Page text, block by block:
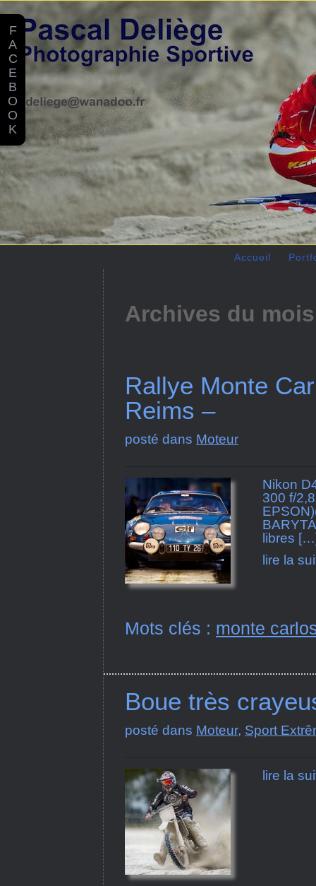
Accueil
Archives du
Rallye Monte
Reims –
posté dans Moteur
Nikon
300 f/
libres
lire la
Mots clés : monte
Boue très
posté dans Moteur, Sport
lire la
F
A
C
E
B
O
O
K